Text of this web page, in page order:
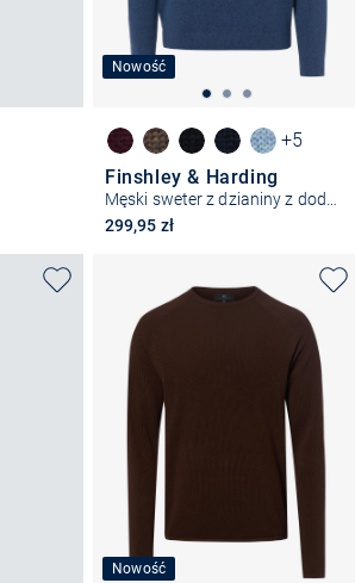
Nowość
+5
Finshley & Harding
299,95 zł
Nowość